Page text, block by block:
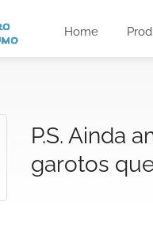
Home
P.S. Ainda
garotos